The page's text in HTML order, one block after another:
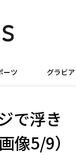
ーツ グラビア
で浮き
像5/9）